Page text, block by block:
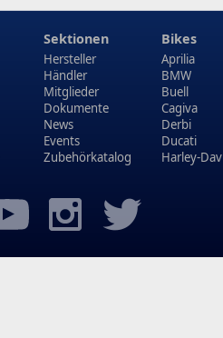
Sektionen
Hersteller
Händler
Mitglieder
Dokumente
News
Events
Zubehörkatalog
Bikes
Aprilia
BMW
Buell
Cagiva
Derbi
Ducati
Harley-